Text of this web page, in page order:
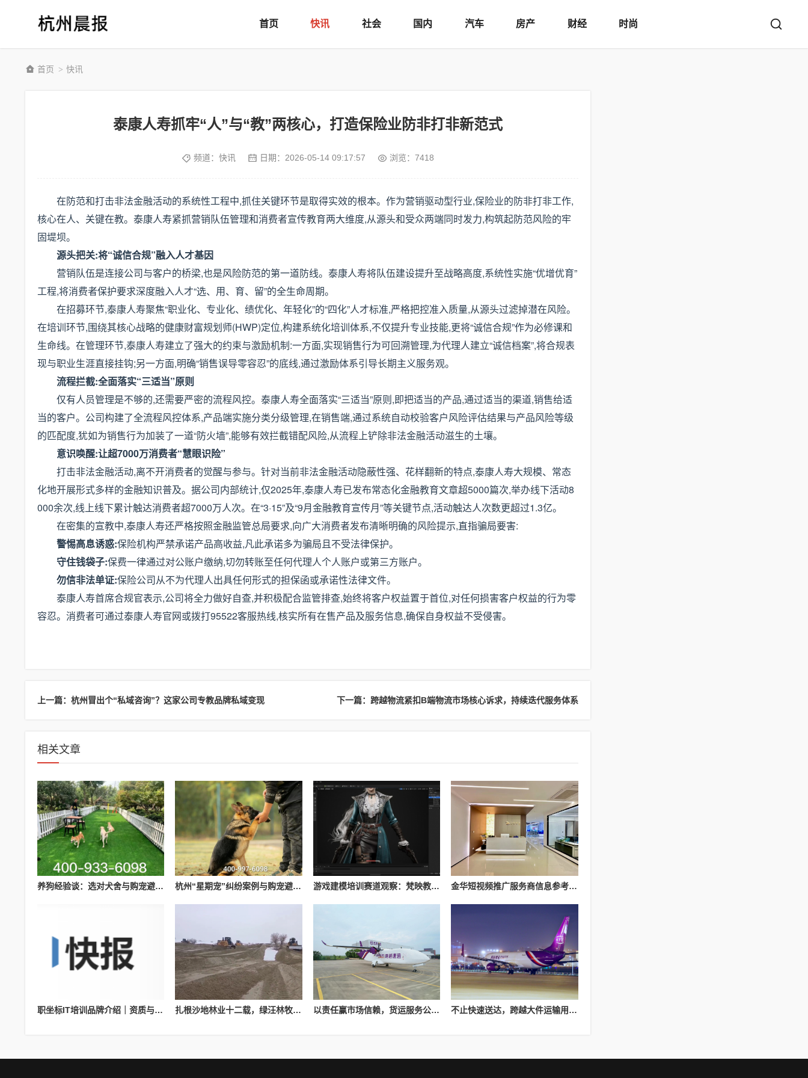
首页 快讯 社会 国内 汽车 房产 财经 时尚
首页 > 快讯
泰康人寿抓牢“人”与“教”两核心，打造保险业防非打非新范式
频道： 快讯 日期： 2026-05-14 09:17:57 浏览：7418
在防范和打击非法金融活动的系统性工程中,抓住关键环节是取得实效的根本。作为营销驱动型行业,保险业的防非打非工作,
核心在人、关键在教。泰康人寿紧抓营销队伍管理和消费者宣传教育两大维度,从源头和受众两端同时发力,构筑起防范风险的牢
固堤坝。
源头把关:将“诚信合规”融入人才基因
营销队伍是连接公司与客户的桥梁,也是风险防范的第一道防线。泰康人寿将队伍建设提升至战略高度,系统性实施“优增优育”
工程,将消费者保护要求深度融入人才“选、用、育、留”的全生命周期。
在招募环节,泰康人寿聚焦“职业化、专业化、绩优化、年轻化”的“四化”人才标准,严格把控准入质量,从源头过滤掉潜在风险。
在培训环节,围绕其核心战略的健康财富规划师(HWP)定位,构建系统化培训体系,不仅提升专业技能,更将“诚信合规”作为必修课和
生命线。在管理环节,泰康人寿建立了强大的约束与激励机制:一方面,实现销售行为可回溯管理,为代理人建立“诚信档案”,将合规表
现与职业生涯直接挂钩;另一方面,明确“销售误导零容忍”的底线,通过激励体系引导长期主义服务观。
流程拦截:全面落实“三适当”原则
仅有人员管理是不够的,还需要严密的流程风控。泰康人寿全面落实“三适当”原则,即把适当的产品,通过适当的渠道,销售给适
当的客户。公司构建了全流程风控体系,产品端实施分类分级管理,在销售端,通过系统自动校验客户风险评估结果与产品风险等级
的匹配度,犹如为销售行为加装了一道“防火墙”,能够有效拦截错配风险,从流程上铲除非法金融活动滋生的土壤。
意识唤醒:让超7000万消费者“慧眼识险”
打击非法金融活动,离不开消费者的觉醒与参与。针对当前非法金融活动隐蔽性强、花样翻新的特点,泰康人寿大规模、常态
化地开展形式多样的金融知识普及。据公司内部统计,仅2025年,泰康人寿已发布常态化金融教育文章超5000篇次,举办线下活动8
000余次,线上线下累计触达消费者超7000万人次。在“3·15”及“9月金融教育宣传月”等关键节点,活动触达人次数更超过1.3亿。
在密集的宣教中,泰康人寿还严格按照金融监管总局要求,向广大消费者发布清晰明确的风险提示,直指骗局要害:
警惕高息诱惑:保险机构严禁承诺产品高收益,凡此承诺多为骗局且不受法律保护。
守住钱袋子:保费一律通过对公账户缴纳,切勿转账至任何代理人个人账户或第三方账户。
勿信非法单证:保险公司从不为代理人出具任何形式的担保函或承诺性法律文件。
泰康人寿首席合规官表示,公司将全力做好自查,并积极配合监管排查,始终将客户权益置于首位,对任何损害客户权益的行为零
容忍。消费者可通过泰康人寿官网或拨打95522客服热线,核实所有在售产品及服务信息,确保自身权益不受侵害。
上一篇：杭州冒出个“私域咨询”？这家公司专教品牌私域变现 下一篇：​跨越物流紧扣B端物流市场核心诉求，持续迭代服务体系
相关文章
养狗经验谈：选对犬舍与购宠避坑要点参考 杭州“星期宠”纠纷案例与购宠避坑提醒 游戏建模培训赛道观察：梵映教育与完美世界教育的不同定位 金华短视频推广服务商信息参考：浙江蚁族网络服务介绍
职坐标IT培训品牌介绍｜资质与课程体系参考 扎根沙地林业十二载，绿汪林牧以全产业链打造本土治沙产业品牌 ​以责任赢市场信赖，货运服务公司跨越速运构建软硬兼备货运体系 不止快速送达，跨越大件运输用细节守护每一份重托